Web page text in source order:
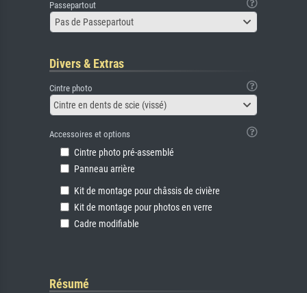
Passepartout
Pas de Passepartout
Divers & Extras
Cintre photo
Cintre en dents de scie (vissé)
Accessoires et options
Cintre photo pré-assemblé
Panneau arrière
Kit de montage pour châssis de civière
Kit de montage pour photos en verre
Cadre modifiable
Résumé